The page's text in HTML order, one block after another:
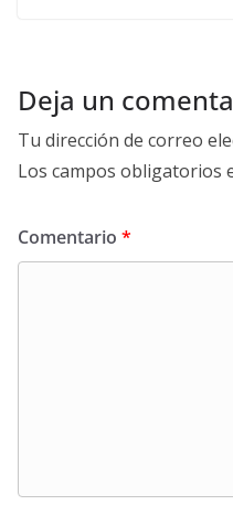
Deja un
Tu dirección de correo
Los campos obligatorios
Comentario *